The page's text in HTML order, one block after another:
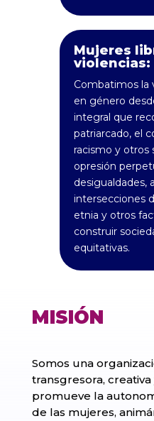
Mujeres
violencias:
Combatimos la
en género
integral que
patriarcado, el
racismo y otros
opresión
desigualdades,
intersecciones
etnia y otros
construir
equitativas.
MISIÓN
Somos una
transgresora,
promueve la
de las mujeres,